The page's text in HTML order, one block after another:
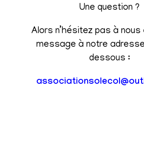
Une question ?
Alors n’hésitez pas à nous
message à notre
dessous :